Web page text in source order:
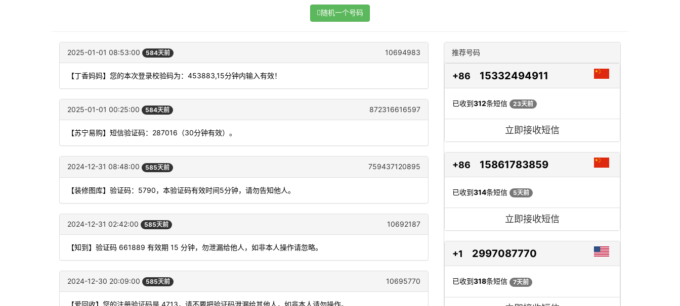
随机一个号码
2025-01-01 08:53:00 584天前 10694983
【丁香妈妈】您的本次登录校验码为：453883,15分钟内输入有效！
2025-01-01 00:25:00 584天前 872316616597
【苏宁易购】短信验证码：287016（30分钟有效）。
2024-12-31 08:48:00 585天前 759437120895
【装修图库】验证码：5790，本验证码有效时间5分钟，请勿告知他人。
2024-12-31 02:42:00 585天前 10692187
【知到】验证码 661889 有效期 15 分钟，勿泄漏给他人，如非本人操作请忽略。
2024-12-30 20:09:00 585天前 10695770
【爱回收】您的注册验证码是 4713，请不要把验证码泄漏给其他人，如非本人请勿操作。
推荐号码
+86 15332494911
已收到312条短信 23天前
立即接收短信
+86 15861783859
已收到314条短信 5天前
立即接收短信
+1 2997087770
已收到318条短信 7天前